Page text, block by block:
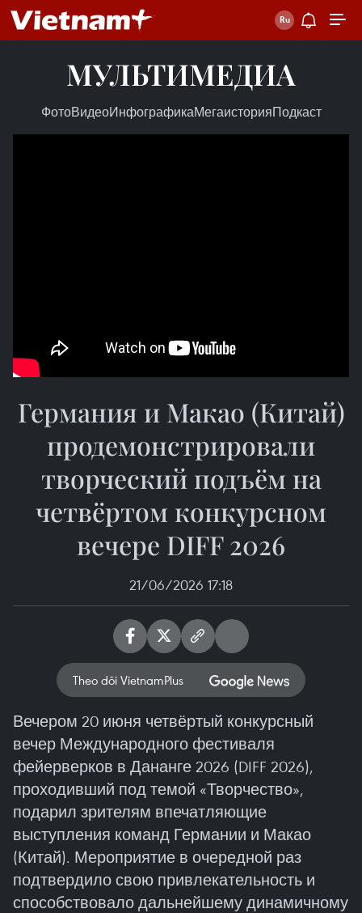
МУЛЬТИМЕДИА
ФотоВидеоИнфографикаМегаисторияПодкаст
Германия и Макао (Китай)
продемонстрировали
творческий подъём на
четвёртом конкурсном
вечере DIFF 2026
21/06/2026 17:18
Theo dõi VietnamPlus
Вечером 20 июня четвёртый конкурсный
вечер Международного фестиваля
фейерверков в Дананге 2026 (DIFF 2026),
проходивший под темой «Творчество»,
подарил зрителям впечатляющие
выступления команд Германии и Макао
(Китай). Мероприятие в очередной раз
подтвердило свою привлекательность и
способствовало дальнейшему динамичному